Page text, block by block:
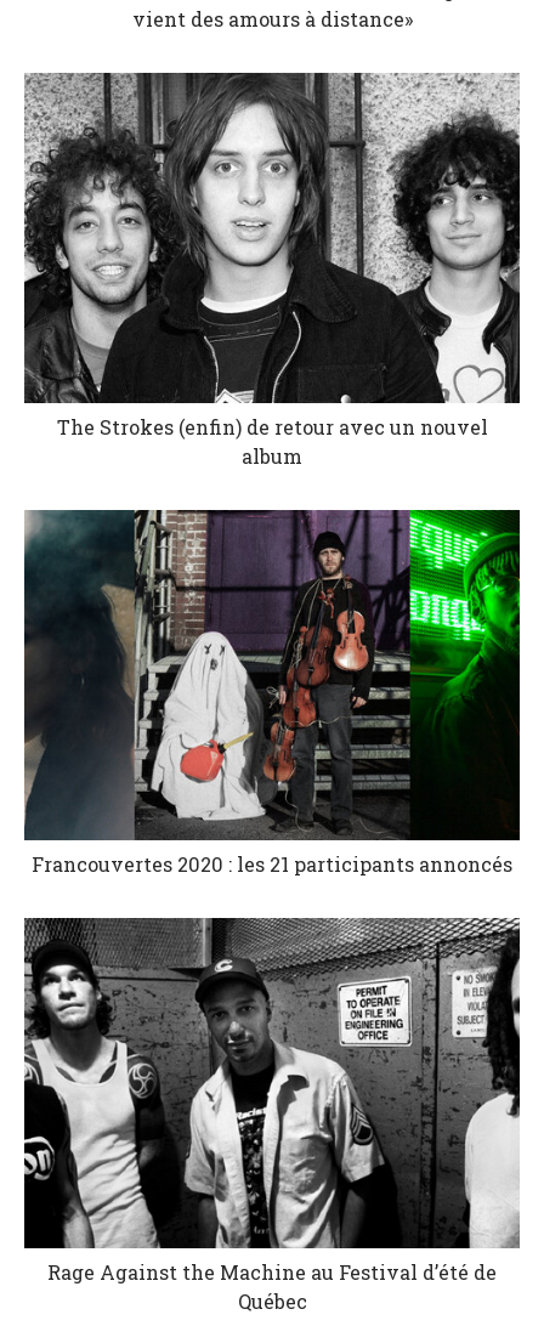
vient des amours à distance»
The Strokes (enfin) de retour avec un nouvel
album
Francouvertes 2020 : les 21 participants annoncés
Rage Against the Machine au Festival d’été de
Québec